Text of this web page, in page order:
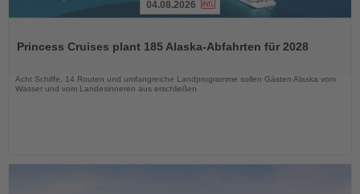
die
04.08.2026
Princess Cruises plant 185 Alaska-Abfahrten für 2028
Acht Schiffe, 14 Routen und umfangreiche Landprogramme sollen Gästen Alaska vom
Wasser und vom Landesinneren aus erschließen